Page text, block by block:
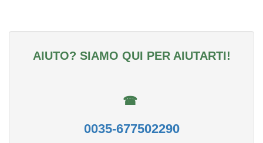
AIUTO? SIAMO QUI PER AIUTARTI!
☎
0035-677502290